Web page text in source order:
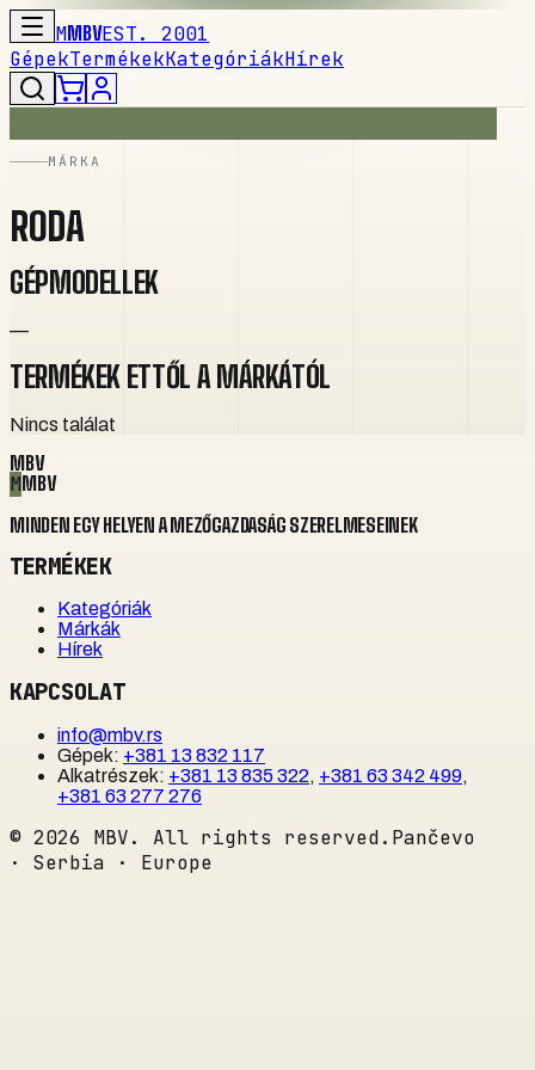
MMBVEST. 2001
GépekTermékekKategóriákHírek
MÁRKA
RODA
GÉPMODELLEK
—
TERMÉKEK ETTŐL A MÁRKÁTÓL
Nincs találat
MBV
MMBV
MINDEN EGY HELYEN A MEZŐGAZDASÁG SZERELMESEINEK
TERMÉKEK
Kategóriák
Márkák
Hírek
KAPCSOLAT
info@mbv.rs
Gépek: +381 13 832 117
Alkatrészek: +381 13 835 322, +381 63 342 499,
+381 63 277 276
© 2026 MBV. All rights reserved. Pančevo
· Serbia · Europe